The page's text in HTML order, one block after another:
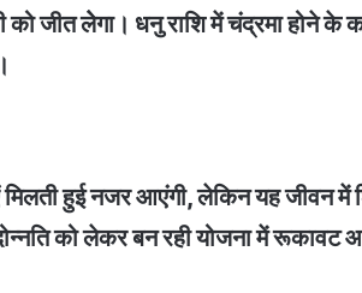
जीत लेेगा। धनु राशि में चंद्रमा होने
हुई नजर आएंगी, लेकिन यह जीवन में
को लेकर बन रही योजना में